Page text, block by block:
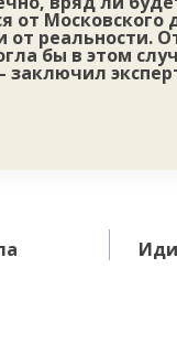
Московского
реальности.
бы в этом
заключил